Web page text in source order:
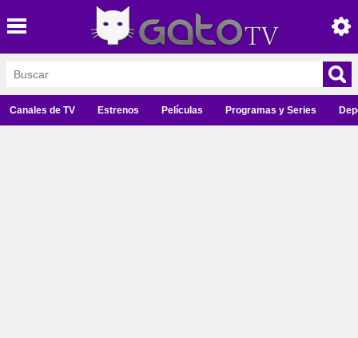
Canales de TV Estrenos Películas Programas y Series